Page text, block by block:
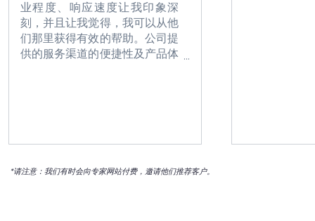
业程度、响应速度让我印象深
刻，并且让我觉得，我可以从他
们那里获得有效的帮助。公司提
供的服务渠道的便捷性及产品体
*请注意：我们有时会向专家网站付费，邀请他们推荐客户。